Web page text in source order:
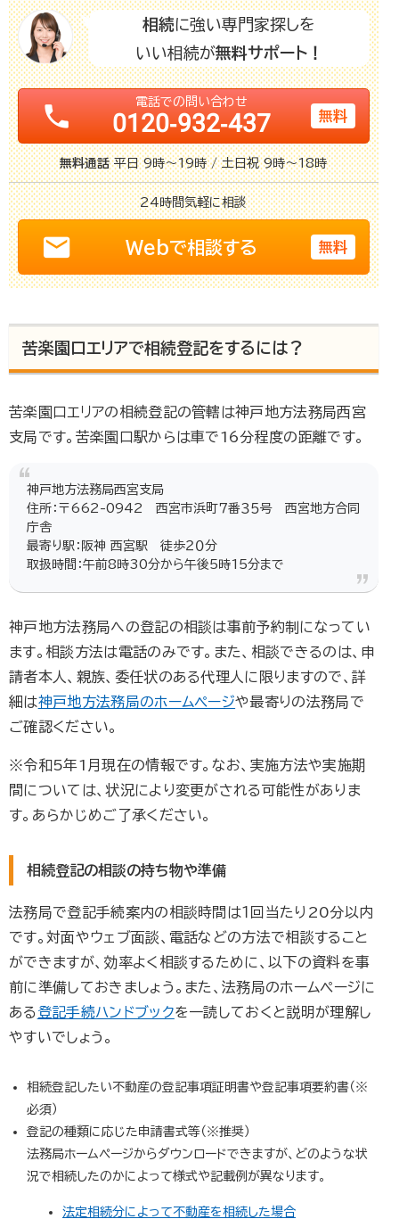
相続に強い専門家探しを
いい相続が無料サポート！
phone 電話での問い合わせ
0120-932-437 無料
無料通話平日 9時～19時 / 土日祝 9時～18時
24時間気軽に相談
email Webで相談する 無料
苦楽園口エリアで相続登記をするには？
苦楽園口エリアの相続登記の管轄は神戸地方法務局西宮
支局です。苦楽園口駅からは車で16分程度の距離です。
神戸地方法務局西宮支局
住所：〒662-0942 西宮市浜町７番３５号 西宮地方合同
庁舎
最寄り駅：阪神 西宮駅 徒歩２０分
取扱時間：午前8時30分から午後5時15分まで
神戸地方法務局への登記の相談は事前予約制になってい
ます。相談方法は電話のみです。また、相談できるのは、申
請者本人、親族、委任状のある代理人に限りますので、詳
細は神戸地方法務局のホームページや最寄りの法務局で
ご確認ください。
※令和5年1月現在の情報です。なお、実施方法や実施期
間については、状況により変更がされる可能性がありま
す。あらかじめご了承ください。
相続登記の相談の持ち物や準備
法務局で登記手続案内の相談時間は１回当たり20分以内
です。対面やウェブ面談、電話などの方法で相談すること
ができますが、効率よく相談するために、以下の資料を事
前に準備しておきましょう。また、法務局のホームページに
ある登記手続ハンドブックを一読しておくと説明が理解し
やすいでしょう。
相続登記したい不動産の登記事項証明書や登記事項要約書（※
必須）
登記の種類に応じた申請書式等（※推奨）
法務局ホームページからダウンロードできますが、どのような状
況で相続したのかによって様式や記載例が異なります。
法定相続分によって不動産を相続した場合